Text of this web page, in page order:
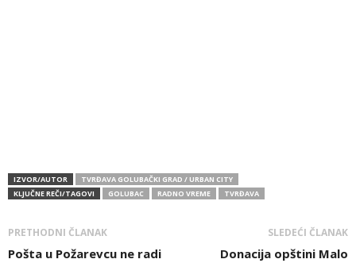
IZVOR/AUTOR
TVRĐAVA GOLUBAČKI GRAD / URBAN CITY
KLJUČNE REČI/TAGOVI
GOLUBAC RADNO VREME TVRĐAVA
PRETHODNI ČLANAK
Pošta u Požarevcu ne radi
SLEDEĆI ČLANAK
Donacija opštini Malo